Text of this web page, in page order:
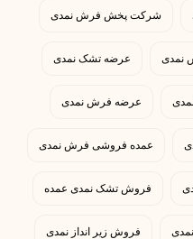
شرکت پخش فرش نمدی
نمدی عرضه تشک نمدی
عرضه فرش نمدی
عمده فروشی فرش نمدی
فروش تشک نمدی عمده
فروش زیر انداز نمدی